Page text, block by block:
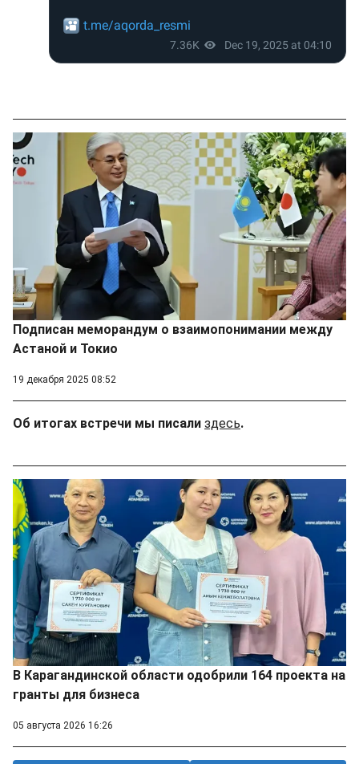
Подписан меморандум о взаимопонимании между
Астаной и Токио
19 декабря 2025 08:52
Об итогах встречи мы писали здесь.
В Карагандинской области одобрили 164 проекта на
гранты для бизнеса
05 августа 2026 16:26